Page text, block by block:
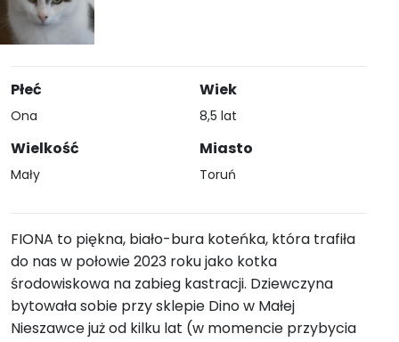
Płeć
Ona
Wielkość
Mały
Wiek
8,5 lat
Miasto
Toruń
FIONA to piękna, biało-bura koteńka, która trafiła
do nas w połowie 2023 roku jako kotka
środowiskowa na zabieg kastracji. Dziewczyna
bytowała sobie przy sklepie Dino w Małej
Nieszawce już od kilku lat (w momencie przybycia